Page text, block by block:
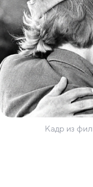
Кадр из